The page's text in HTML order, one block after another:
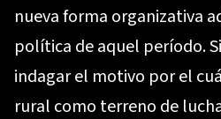
nueva forma organizativa
política de aquel período.
indagar el motivo por el
rural como terreno de